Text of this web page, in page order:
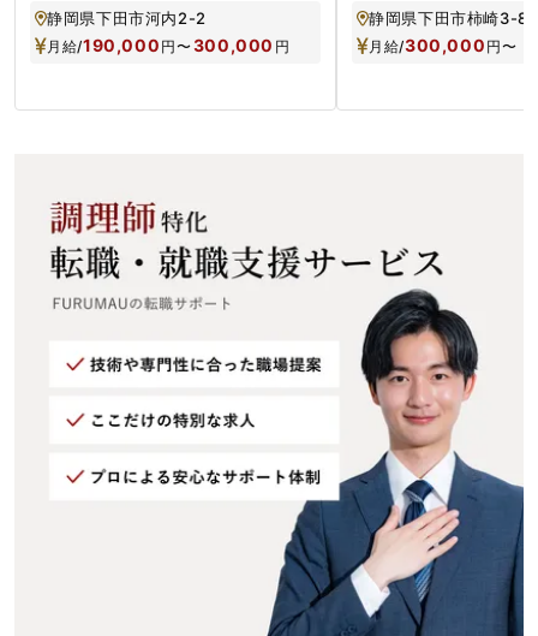
静岡県下田市河内2-2
月給/190,000 円〜300,000 円
静岡県下田市柿崎3-8
月給/300,000 円〜